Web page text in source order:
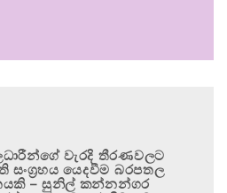
වැරදි තීරණවලට
යෙදවීම බරපතල
– සුනිල් කන්නන්ගර